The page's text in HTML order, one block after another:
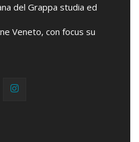
del Grappa studia ed
Veneto, con focus su